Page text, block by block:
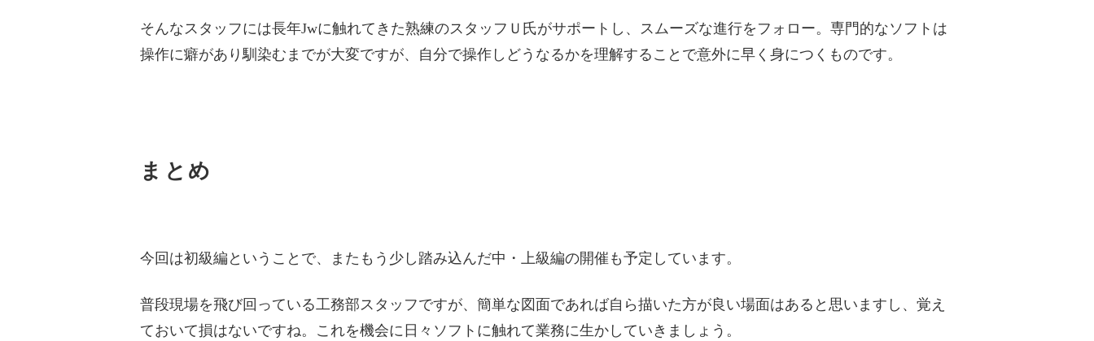
そんなスタッフには長年Jwに触れてきた熟練のスタッフＵ氏がサポートし、スムーズな進行をフォロー。専門的なソフトは
操作に癖があり馴染むまでが大変ですが、自分で操作しどうなるかを理解することで意外に早く身につくものです。
まとめ
今回は初級編ということで、またもう少し踏み込んだ中・上級編の開催も予定しています。
普段現場を飛び回っている工務部スタッフですが、簡単な図面であれば自ら描いた方が良い場面はあると思いますし、覚え
ておいて損はないですね。これを機会に日々ソフトに触れて業務に生かしていきましょう。